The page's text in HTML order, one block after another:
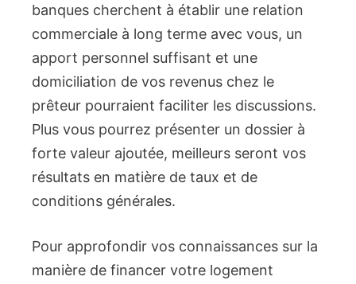
banques cherchent à établir une relation
commerciale à long terme avec vous, un
apport personnel suffisant et une
domiciliation de vos revenus chez le
prêteur pourraient faciliter les discussions.
Plus vous pourrez présenter un dossier à
forte valeur ajoutée, meilleurs seront vos
résultats en matière de taux et de
conditions générales.
Pour approfondir vos connaissances sur la
manière de financer votre logement